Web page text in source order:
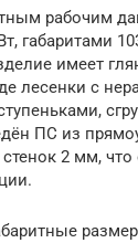
рабочим
габаритами
имеет
лесенки с
ПС из
2 мм, что